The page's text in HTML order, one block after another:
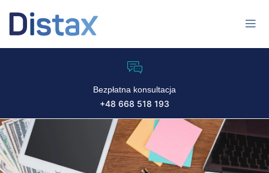
Bezpłatna konsultacja
+48 668 518 193